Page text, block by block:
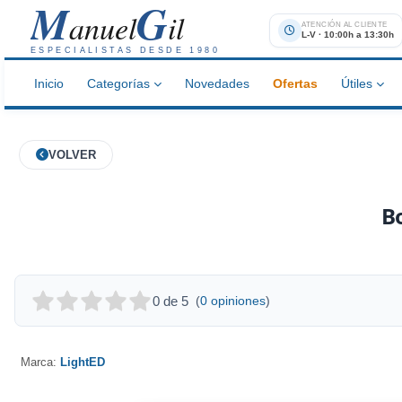
ManuelGil
ESPECIALISTAS DESDE 1980
ATENCIÓN AL CLIENTE
L-V · 10:00h a 13:30h
Inicio Categorías Novedades Ofertas Útiles
VOLVER
0 de 5 (0 opiniones)
Marca: LightED